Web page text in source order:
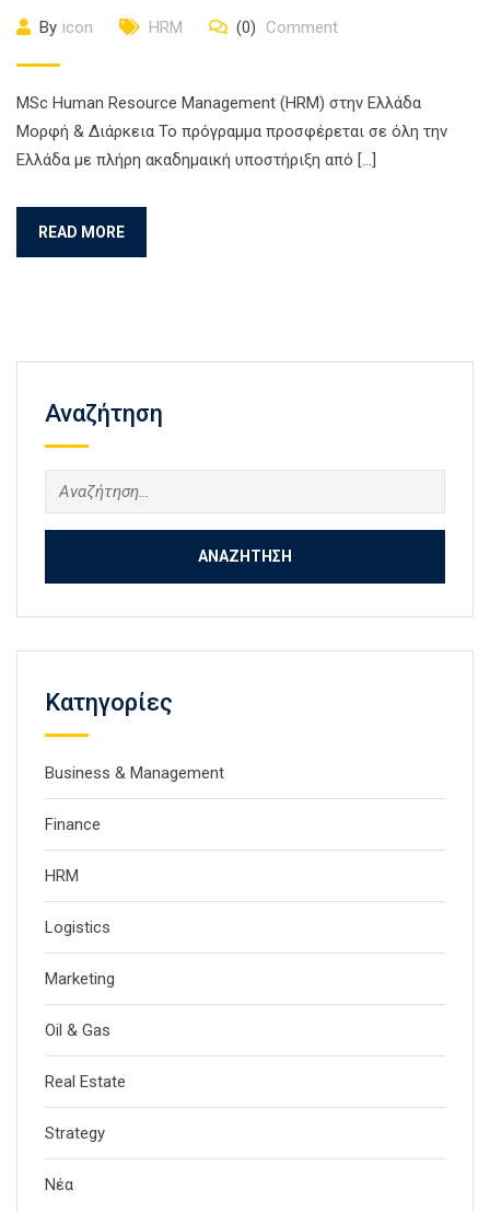
By icon HRM (0) Comment
MSc Human Resource Management (HRM) στην Ελλάδα
Mορφή & Διάρκεια Το πρόγραμμα προσφέρεται σε όλη την
Ελλάδα με πλήρη ακαδημαική υποστήριξη από […]
READ MORE
Αναζήτηση
Αναζήτηση
για:
Kατηγορίες
Business & Management
Finance
HRM
Logistics
Marketing
Oil & Gas
Real Estate
Strategy
Νέα